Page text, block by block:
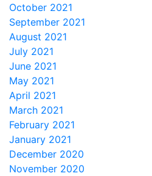
October 2021
September 2021
August 2021
July 2021
June 2021
May 2021
April 2021
March 2021
February 2021
January 2021
December 2020
November 2020